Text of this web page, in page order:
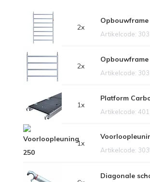
2x
Opbouwframe
Artikelcode:
2x
Opbouwframe
Artikelcode:
1x
Platform
Artikelcode:
1x
Artikelcode:
Diagonale